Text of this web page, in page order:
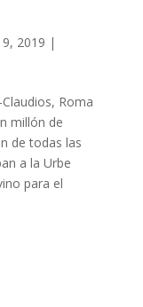
9, 2019 |
Roma
millón de
de todas las
a la Urbe
para el